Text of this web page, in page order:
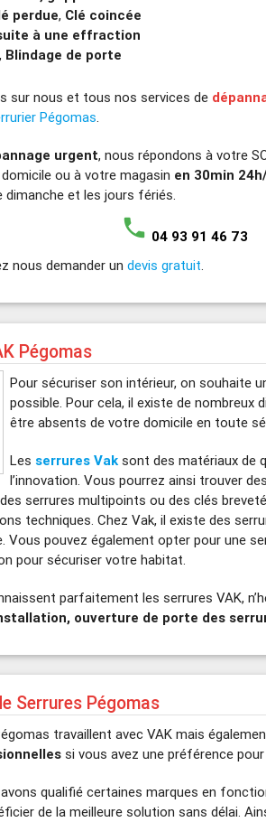
perdue, Clé coincée
à une effraction
, Blindage de porte
sur nous et tous nos services de
Pégomas.
urgent, nous répondons à votre
ou à votre magasin en 30min
et les jours fériés.
phone 04 93 91 46 73
nous demander undevis gratuit.
Pégomas
Pour sécuriser son intérieur, on souhaite
possible. Pour cela, il existe de nombreux
être absents de votre domicile en toute
Lesserrures Vak sont des matériaux de
l’innovation. Vous pourrez ainsi trouver
serrures multipoints ou des clés
techniques. Chez Vak, il existe des
Vous pouvez également opter pour une
pour sécuriser votre habitat.
parfaitement les serrures VAK,
ouverture de porte des
Serrures Pégomas
travaillent avec VAK mais
si vous avez une préférence pour
qualifié certaines marques en
de la meilleure solution sans délai.